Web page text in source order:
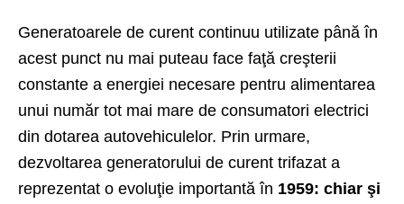
Generatoarele de curent continuu utilizate până în
acest punct nu mai puteau face faţă creşterii
constante a energiei necesare pentru alimentarea
unui număr tot mai mare de consumatori electrici
din dotarea autovehiculelor. Prin urmare,
dezvoltarea generatorului de curent trifazat a
reprezentat o evoluţie importantă în 1959: chiar şi